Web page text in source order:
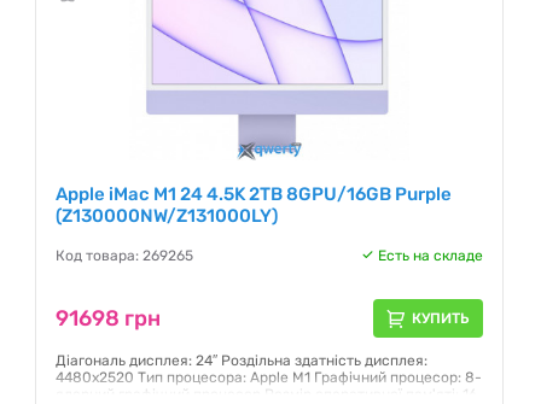
Apple iMac M1 24 4.5K 2TB 8GPU/16GB Purple
(Z130000NW/Z131000LY)
Код товара: 269265 Есть на складе
91698 грн КУПИТЬ
Діагональ дисплея: 24″ Роздільна здатність дисплея:
4480х2520 Тип процесора: Apple M1 Графічний процесор: 8-
ядерний графічний процесор Розмір оперативної пам'яті: 16